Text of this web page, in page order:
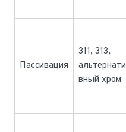
Пассивация
311, 313,
альтернати
вный хром